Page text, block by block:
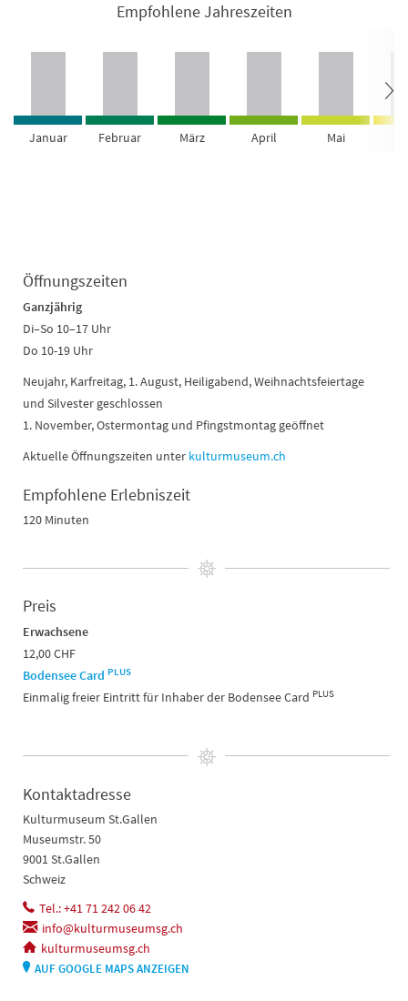
Empfohlene Jahreszeiten
Januar Februar März April Mai
Öffnungszeiten
Ganzjährig
Di–So 10–17 Uhr
Do 10-19 Uhr
Neujahr, Karfreitag, 1. August, Heiligabend, Weihnachtsfeiertage
und Silvester geschlossen
1. November, Ostermontag und Pfingstmontag geöffnet
Aktuelle Öffnungszeiten unter kulturmuseum.ch
Empfohlene Erlebniszeit
120 Minuten
Preis
Erwachsene
12,00 CHF
Bodensee Card PLUS
Einmalig freier Eintritt für Inhaber der Bodensee Card PLUS
Kontaktadresse
Kulturmuseum St.Gallen
Museumstr. 50
9001 St.Gallen
Schweiz
Tel.: +41 71 242 06 42
info@kulturmuseumsg.ch
kulturmuseumsg.ch
AUF GOOGLE MAPS ANZEIGEN